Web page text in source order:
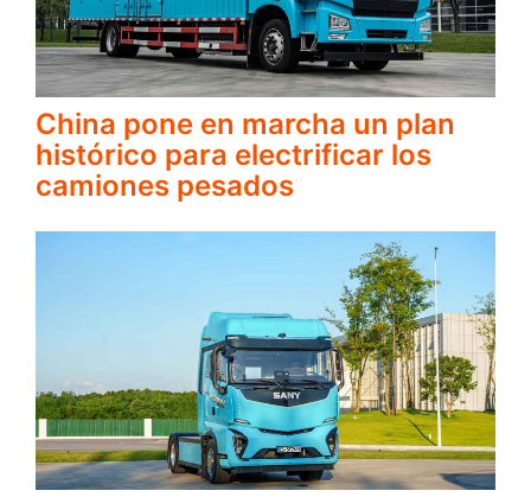
China pone en marcha un plan
histórico para electrificar los
camiones pesados